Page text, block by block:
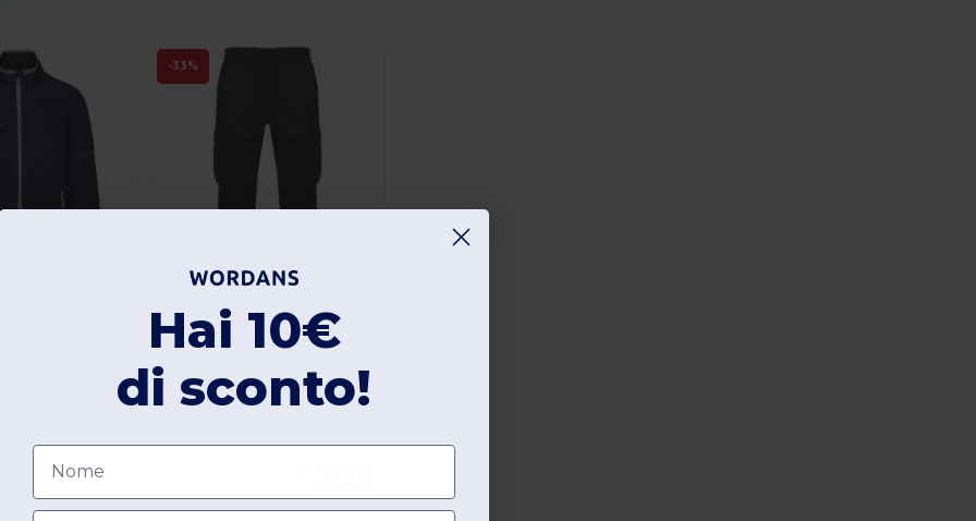
Work WK605
€ Acquista
-33%
WK. Designed To Work WK712
€
Hai 10€
di sconto!
Nome